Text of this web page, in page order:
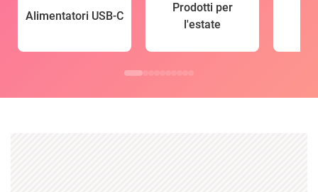
Alimentatori USB-C
Prodotti per
l'estate